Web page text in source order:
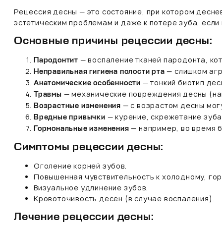
Рецессия десны — это состояние, при котором
эстетическим проблемам и даже к потере зуба,
Основные причины рецессии десны:
Пародонтит — воспаление тканей пародонта,
Неправильная гигиена полости рта — слишком
Анатомические особенности — тонкий биотип
Травмы — механические повреждения десны
Возрастные изменения — с возрастом десны
Вредные привычки — курение, скрежетание
Гормональные изменения — например, во время
Симптомы рецессии десны:
Оголение корней зубов.
Повышенная чувствительность к холодному,
Визуальное удлинение зубов.
Кровоточивость десен (в случае воспаления).
Лечение рецессии десны: